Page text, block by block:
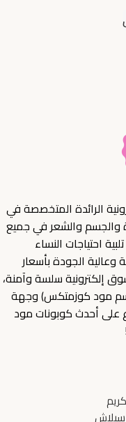
الرائدة المتخصصة في
والجسم والشعر في جميع
احتياجات النساء
وعالية الجودة بأسعار
إلكترونية سلسة وآمنة،
مود كوزمتكس) وجهة
على أحدث كوبونات مود